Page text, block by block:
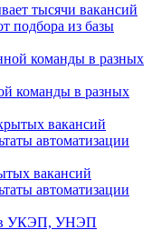
тысячи вакансий
подбора из базы
команды в разных
вакансий
автоматизации